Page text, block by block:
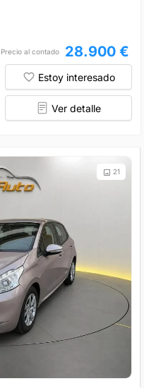
Precio al contado 28.900 €
Estoy interesado
Ver detalle
21